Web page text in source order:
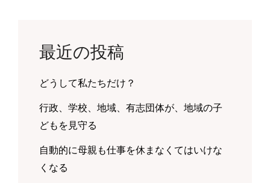
最近の投稿
どうして私たちだけ？
行政、学校、地域、有志団体が、地域の子
どもを見守る
自動的に母親も仕事を休まなくてはいけな
くなる